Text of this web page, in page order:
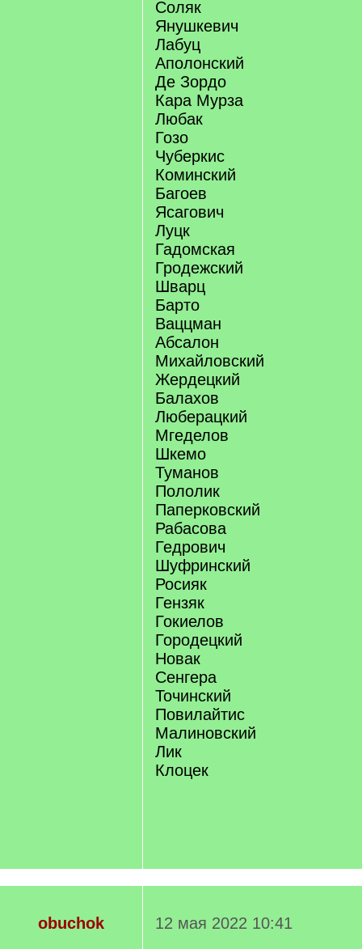
Соляк
Янушкевич
Лабуц
Аполонский
Де Зордо
Кара Мурза
Любак
Гозо
Чуберкис
Коминский
Багоев
Ясагович
Луцк
Гадомская
Гродежский
Шварц
Барто
Ваццман
Абсалон
Михайловский
Жердецкий
Балахов
Люберацкий
Мгеделов
Шкемо
Туманов
Пололик
Паперковский
Рабасова
Гедрович
Шуфринский
Росияк
Гензяк
Гокиелов
Городецкий
Новак
Сенгера
Точинский
Повилайтис
Малиновский
Лик
Клоцек
obuchok
12 мая 2022 10:41